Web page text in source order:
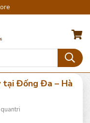
tại Đống Đa – Hà